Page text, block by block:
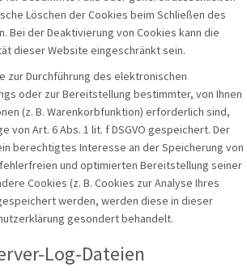
Löschen der Cookies beim Schließen des
Bei der Deaktivierung von Cookies kann die
dieser Website eingeschränkt sein.
zur Durchführung des elektronischen
oder zur Bereitstellung bestimmter, von Ihnen
(z. B. Warenkorbfunktion) erforderlich sind,
von Art. 6 Abs. 1 lit. f DSGVO gespeichert. Der
berechtigtes Interesse an der Speicherung von
und optimierten Bereitstellung seiner
Cookies (z. B. Cookies zur Analyse Ihres
werden, werden diese in dieser
gesondert behandelt.
Log-Dateien